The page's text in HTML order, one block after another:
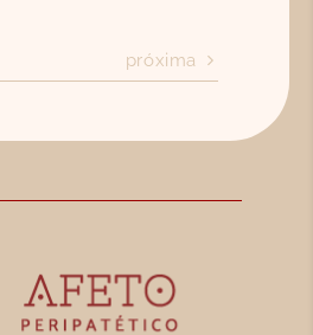
próxima